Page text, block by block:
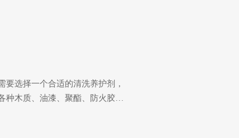
选择一个合适的清洗养护剂，
种木质、油漆、聚酯、防火胶…